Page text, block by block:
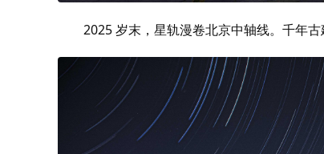
2025 岁末，星轨漫卷北京中轴线。千年